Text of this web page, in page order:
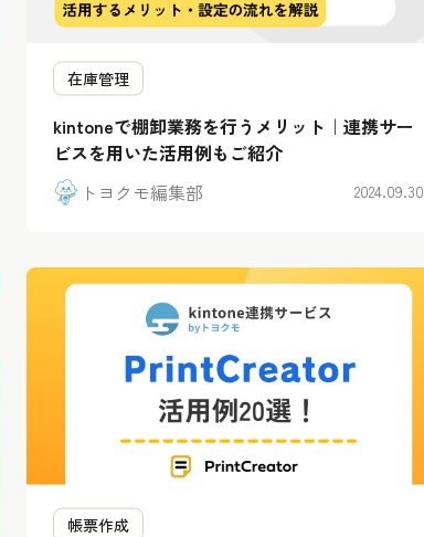
在庫管理
kintoneで棚卸業務を行うメリット｜連携サー
ビスを用いた活用例もご紹介
トヨクモ編集部
2024.09.30
帳票作成